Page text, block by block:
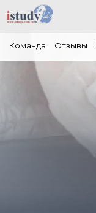
Команда Отзывы